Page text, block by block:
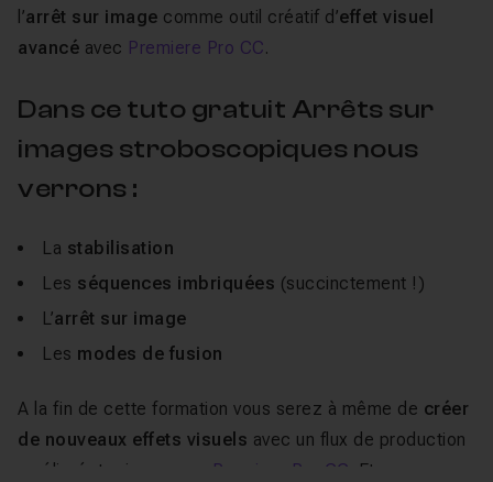
l’arrêt sur image comme outil créatif d’effet visuel
avancé avec Premiere Pro CC.
Dans ce tuto gratuit Arrêts sur
images stroboscopiques nous
verrons :
La stabilisation
Les séquences imbriquées (succinctement !)
L’arrêt sur image
Les modes de fusion
A la fin de cette formation vous serez à même de créer
de nouveaux effets visuels avec un flux de production
amélioré, toujours avec
Premiere Pro CC . Et comme